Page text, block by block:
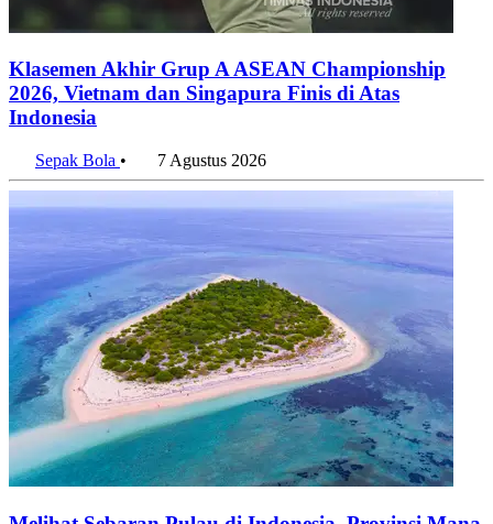
Klasemen Akhir Grup A ASEAN Championship
2026, Vietnam dan Singapura Finis di Atas
Sepak Bola• 7 Agustus 2026